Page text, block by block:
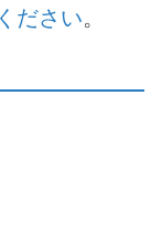
ださい。